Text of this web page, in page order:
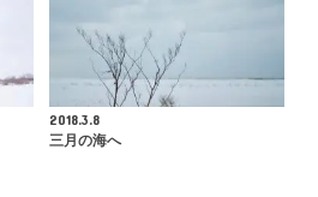
2018.3.8
三月の海へ